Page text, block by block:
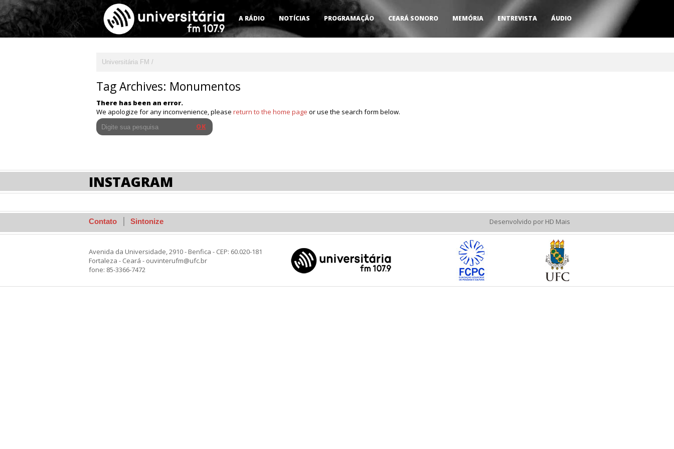
A RÁDIO NOTÍCIAS PROGRAMAÇÃO CEARÁ SONORO MEMÓRIA ENTREVISTA ÁUDIO
Universitária FM
Tag Archives: Monumentos
There has been an error.
We apologize for any inconvenience, please return to the home page or use the search form below.
INSTAGRAM
Contato Sintonize Desenvolvido por HD Mais
Avenida da Universidade, 2910 - Benfica - CEP: 60.020-181
Fortaleza - Ceará - ouvinterufm@ufc.br
fone: 85-3366-7472